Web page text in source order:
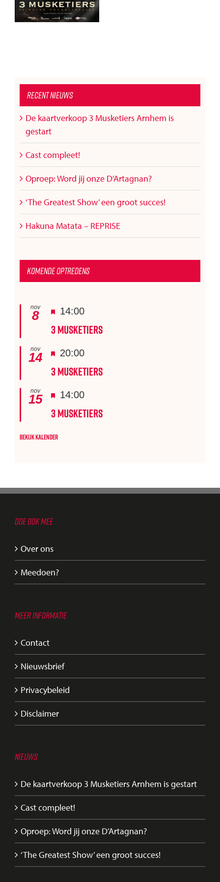
Recent nieuws
De kaartverkoop 3 Musketiers Arnhem is
gestart
Cast compleet!
Oproep: Word jij onze D’Artagnan?
‘The Greatest Show’ een groot succes!
Hakuna Matata – REPRISE
Komende optredens
nov
8 Uitgelicht
14:00
3 Musketiers
nov
14 Uitgelicht
20:00
3 Musketiers
nov
15 Uitgelicht
14:00
3 Musketiers
Bekijk kalender
DOE OOK MEE
Over ons
Meedoen?
MEER INFORMATIE
Contact
Nieuwsbrief
Privacybeleid
Disclaimer
NIEUWS
De kaartverkoop 3 Musketiers Arnhem is gestart
Cast compleet!
Oproep: Word jij onze D’Artagnan?
‘The Greatest Show’ een groot succes!